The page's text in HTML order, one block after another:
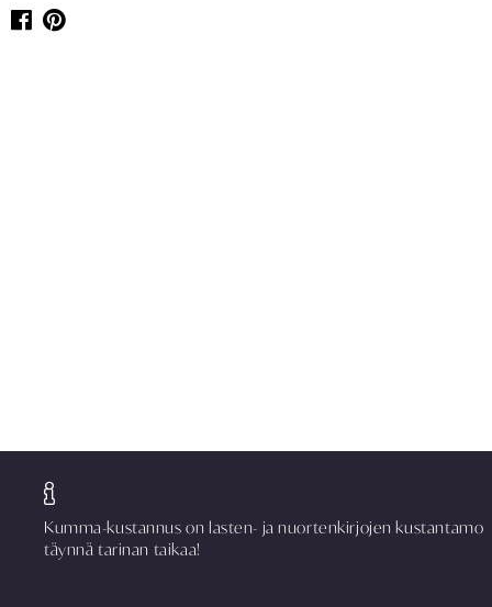
Kumma-kustannus on lasten- ja nuortenkirjojen kustantamo
täynnä tarinan taikaa!